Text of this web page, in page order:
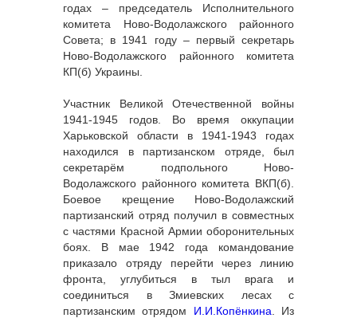
годах – председатель Исполнительного
комитета Ново-Водолажского районного
Совета; в 1941 году – первый секретарь
Ново-Водолажского районного комитета
КП(б) Украины.
Участник Великой Отечественной войны
1941-1945 годов. Во время оккупации
Харьковской области в 1941-1943 годах
находился в партизанском отряде, был
секретарём подпольного Ново-
Водолажского районного комитета ВКП(б).
Боевое крещение Ново-Водолажский
партизанский отряд получил в совместных
с частями Красной Армии оборонительных
боях. В мае 1942 года командование
приказало отряду перейти через линию
фронта, углубиться в тыл врага и
соединиться в Змиевских лесах с
партизанским отрядом И.И.Копёнкина . Из